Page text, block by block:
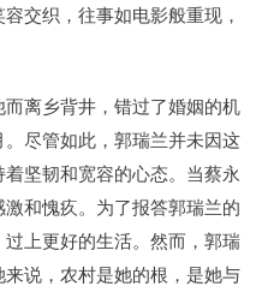
交织，往事如电影般重现，
离乡背井，错过了婚姻的机
尽管如此，郭瑞兰并未因这
坚韧和宽容的心态。当蔡永
和愧疚。为了报答郭瑞兰的
上更好的生活。然而，郭瑞
说，农村是她的根，是她与